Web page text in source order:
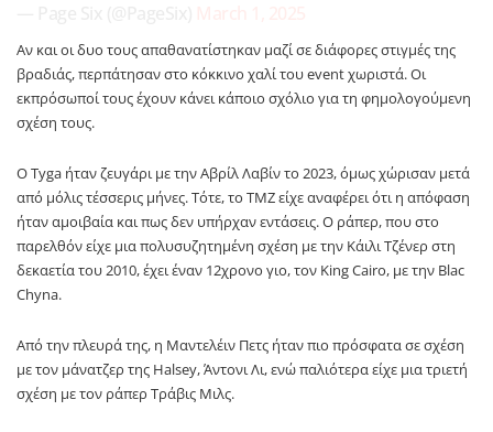
Αν και οι δυο τους απαθανατίστηκαν μαζί σε διάφορες στιγμές της
βραδιάς, περπάτησαν στο κόκκινο χαλί του event χωριστά. Οι
εκπρόσωποί τους έχουν κάνει κάποιο σχόλιο για τη φημολογούμενη
σχέση τους.
Ο Tyga ήταν ζευγάρι με την Αβρίλ Λαβίν το 2023, όμως χώρισαν μετά
από μόλις τέσσερις μήνες. Τότε, το TMZ είχε αναφέρει ότι η απόφαση
ήταν αμοιβαία και πως δεν υπήρχαν εντάσεις. Ο ράπερ, που στο
παρελθόν είχε μια πολυσυζητημένη σχέση με την Κάιλι Τζένερ στη
δεκαετία του 2010, έχει έναν 12χρονο γιο, τον King Cairo, με την Blac
Chyna.
Από την πλευρά της, η Μαντελέιν Πετς ήταν πιο πρόσφατα σε σχέση
με τον μάνατζερ της Halsey, Άντονι Λι, ενώ παλιότερα είχε μια τριετή
σχέση με τον ράπερ Τράβις Μιλς.